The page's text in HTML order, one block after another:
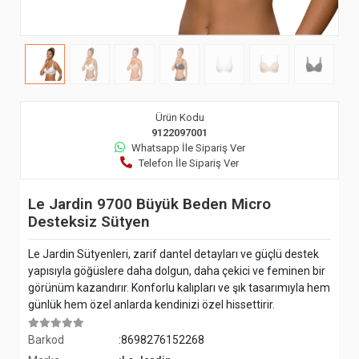
Ürün Kodu
9122097001
Whatsapp İle Sipariş Ver
Telefon İle Sipariş Ver
Le Jardin 9700 Büyük Beden Micro
Desteksiz Sütyen
Le Jardin Sütyenleri, zarif dantel detayları ve güçlü destek
yapısıyla göğüslere daha dolgun, daha çekici ve feminen bir
görünüm kazandırır. Konforlu kalıpları ve şık tasarımıyla hem
günlük hem özel anlarda kendinizi özel hissettirir.
Barkod
:8698276152268